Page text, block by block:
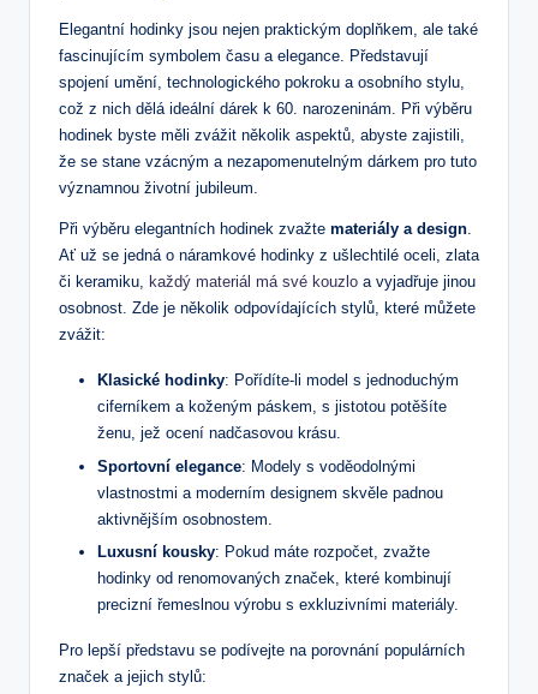
Elegantní hodinky jsou nejen praktickým doplňkem, ale také
fascinujícím symbolem času a elegance. Představují
spojení umění, technologického pokroku a osobního stylu,
což z nich dělá ideální dárek k 60. narozeninám. Při výběru
hodinek byste měli zvážit několik aspektů, abyste zajistili,
že se stane vzácným a nezapomenutelným dárkem pro tuto
významnou životní jubileum.
Při výběru elegantních hodinek zvažte materiály a design.
Ať už se jedná o náramkové hodinky z ušlechtilé oceli, zlata
či keramiku, každý materiál má své kouzlo a vyjadřuje jinou
osobnost. Zde je několik odpovídajících stylů, které můžete
zvážit:
Klasické hodinky: Pořídíte-li model s jednoduchým
ciferníkem a koženým páskem, s jistotou potěšíte
ženu, jež ocení nadčasovou krásu.
Sportovní elegance: Modely s voděodolnými
vlastnostmi a moderním designem skvěle padnou
aktivnějším osobnostem.
Luxusní kousky: Pokud máte rozpočet, zvažte
hodinky od renomovaných značek, které kombinují
precizní řemeslnou výrobu s exkluzivními materiály.
Pro lepší představu se podívejte na porovnání populárních
značek a jejich stylů: